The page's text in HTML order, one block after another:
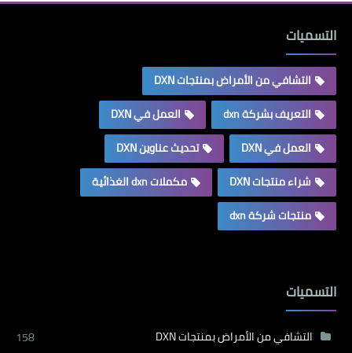
التسميات
التشافي من الأمراض بمنتجات DXN
التعريف بشركة dxn
العمل في DXN
العمل في DXN
تحديث عناوين DXN
شراء منتجات DXN
مكملات dxn الغذائية
منتجات شركة dxn
التسميات
التشافي من الأمراض بمنتجات DXN
158